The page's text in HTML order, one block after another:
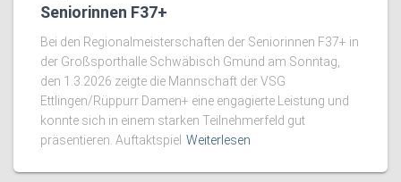
Seniorinnen F37+
Bei den Regionalmeisterschaften der Seniorinnen F37+ in
der Großsporthalle Schwäbisch Gmünd am Sonntag,
den 1.3.2026 zeigte die Mannschaft der VSG
Ettlingen/Rüppurr Damen+ eine engagierte Leistung und
konnte sich in einem starken Teilnehmerfeld gut
präsentieren. Auftaktspiel Weiterlesen